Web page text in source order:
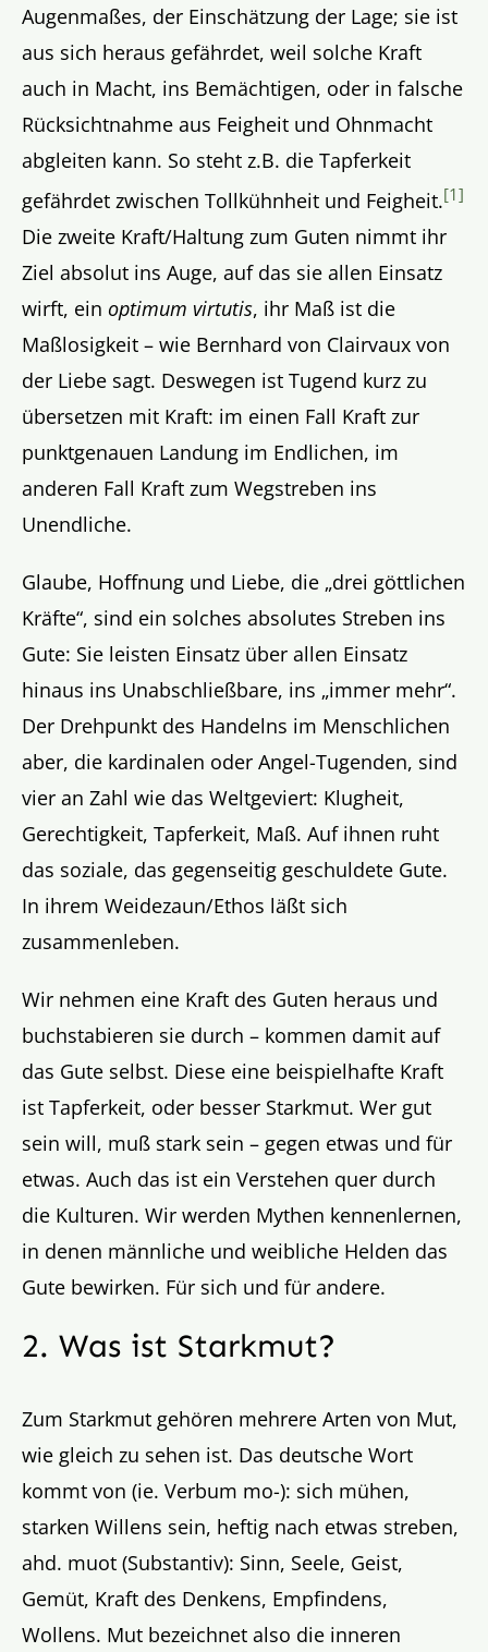
Augenmaßes, der Einschätzung der Lage; sie ist
aus sich heraus gefährdet, weil solche Kraft
auch in Macht, ins Bemächtigen, oder in falsche
Rücksichtnahme aus Feigheit und Ohnmacht
abgleiten kann. So steht z.B. die Tapferkeit
gefährdet zwischen Tollkühnheit und Feigheit.[1]
Die zweite Kraft/Haltung zum Guten nimmt ihr
Ziel absolut ins Auge, auf das sie allen Einsatz
wirft, ein optimum virtutis, ihr Maß ist die
Maßlosigkeit – wie Bernhard von Clairvaux von
der Liebe sagt. Deswegen ist Tugend kurz zu
übersetzen mit Kraft: im einen Fall Kraft zur
punktgenauen Landung im Endlichen, im
anderen Fall Kraft zum Wegstreben ins
Unendliche.
Glaube, Hoffnung und Liebe, die „drei göttlichen
Kräfte“, sind ein solches absolutes Streben ins
Gute: Sie leisten Einsatz über allen Einsatz
hinaus ins Unabschließbare, ins „immer mehr“.
Der Drehpunkt des Handelns im Menschlichen
aber, die kardinalen oder Angel-Tugenden, sind
vier an Zahl wie das Weltgeviert: Klugheit,
Gerechtigkeit, Tapferkeit, Maß. Auf ihnen ruht
das soziale, das gegenseitig geschuldete Gute.
In ihrem Weidezaun/Ethos läßt sich
zusammenleben.
Wir nehmen eine Kraft des Guten heraus und
buchstabieren sie durch – kommen damit auf
das Gute selbst. Diese eine beispielhafte Kraft
ist Tapferkeit, oder besser Starkmut. Wer gut
sein will, muß stark sein – gegen etwas und für
etwas. Auch das ist ein Verstehen quer durch
die Kulturen. Wir werden Mythen kennenlernen,
in denen männliche und weibliche Helden das
Gute bewirken. Für sich und für andere.
2. Was ist Starkmut?
Zum Starkmut gehören mehrere Arten von Mut,
wie gleich zu sehen ist. Das deutsche Wort
kommt von (ie. Verbum mo-): sich mühen,
starken Willens sein, heftig nach etwas streben,
ahd. muot (Substantiv): Sinn, Seele, Geist,
Gemüt, Kraft des Denkens, Empfindens,
Wollens. Mut bezeichnet also die inneren